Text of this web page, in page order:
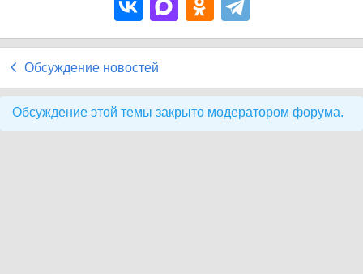
Обсуждение новостей
Обсуждение этой темы закрыто модератором форума.